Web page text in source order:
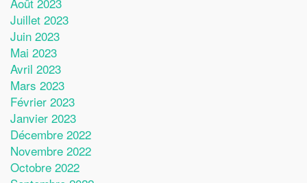
Juillet 2023
Juin 2023
Mai 2023
Avril 2023
Mars 2023
Février 2023
Janvier 2023
Décembre 2022
Novembre 2022
Octobre 2022